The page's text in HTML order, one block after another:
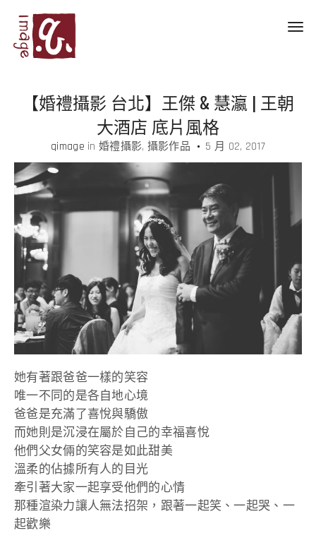
【婚禮攝影 台北】王傑 & 慧瀛 | 王朝
大酒店 底片風格
qimage in婚禮攝影 攝影作品 5 月 02, 2017
她有著跟爸爸一樣的笑容
唯一不同的是各自地心境
爸爸是充滿了喜悅與驕傲
而她則是沉浸在屬於自己的幸福喜悅
他們父女倆的笑容是如此甜美
溫柔的佔據所有人的目光
牽引著大家一起享受他們的心情
那種渲染力讓人無法招架，跟著一起笑、一起哭、一
起歡樂